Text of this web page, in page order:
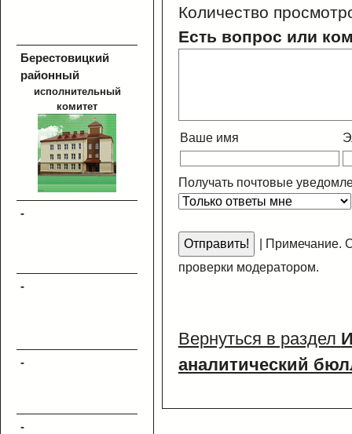
Берестовицкий
районный
исполнительный
комитет
-
-
-
-
Количество
Есть вопрос или
Ваше имя
Получать почтовые
Примечание.
проверки модератором.
Вернуться в раздел
аналитический